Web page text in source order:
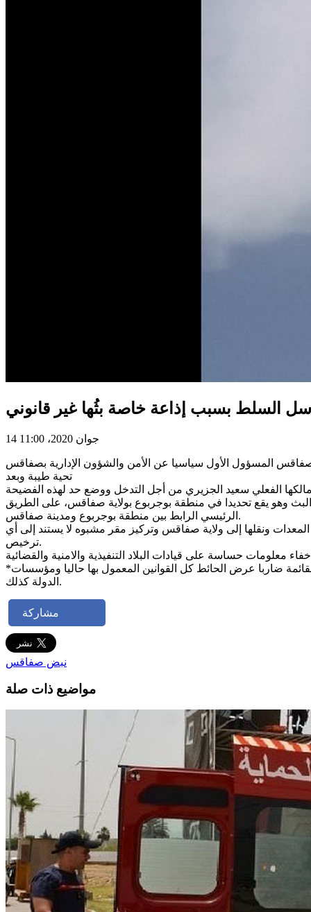
السلط بسبب إذاعة خاصة بثُها غير قانوني
14 جوان 2020، 11:00
تحية طيبة وبعد
الفعلي سعيد الجزيري من أجل التدخل ووضع حد لهذه الفضيحة
وهو يقع تحديدا في منطقة بوجربوع بولاية صفاقس، على الطريق
الرئيسي الرابط بين منطقة بوجربوع ومدينة صفاقس.
ونقلها إلى ولاية صفاقس وتركيز مقر مشبوه لا يستند إلى أي
ترخيص.
*الصورة هي للعمود الذي قام بتركيزه نائب الشعب سعيد الجزيري في منطقة بوجربوع بشكل غير قانوني من أجل أن يخترق الترددات القائمة ضاربا عرض الحائط كل القوانين المعمول بها حاليا ومؤسسات
الدولة كذلك.
مشاركة
نبض صفاقس
مواضيع ذات صلة